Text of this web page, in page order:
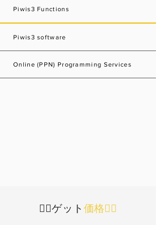
Piwis3 Functions
Piwis3 software
Online (PPN) Programming Services
👇🏻ゲット 価格👇🏻